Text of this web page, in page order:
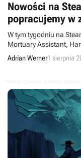
Nowości na
popracujemy w
W tym tygodniu na
Mortuary Assistant, Hard West 2 czy
Montana.
Adrian Werner1 sierpnia